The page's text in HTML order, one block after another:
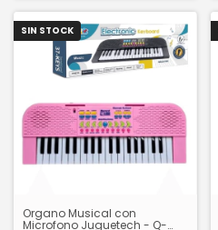
SIN STOCK
Organo Musical con
Microfono Juguetech - Q-